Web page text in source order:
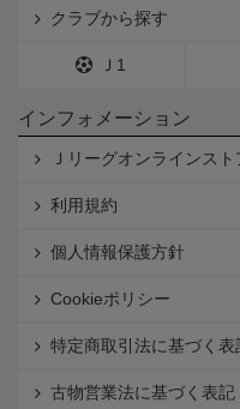
クラブから探す
Ｊ1
インフォメーション
Ｊリーグオンラインスト
利用規約
個人情報保護方針
Cookieポリシー
特定商取引法に基づく表
古物営業法に基づく表記